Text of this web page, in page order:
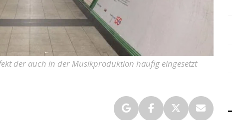
der auch in der Musikproduktion häufig eingesetzt